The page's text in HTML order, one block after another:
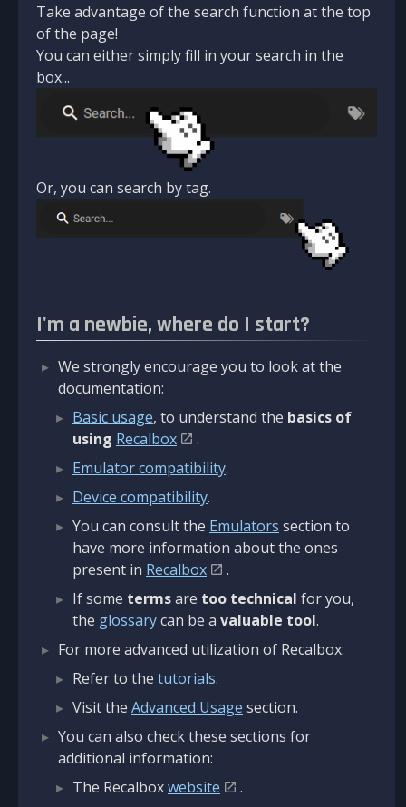
Take advantage of the search function at the top
of the page!
You can either simply fill in your search in the
box...
Or, you can search by tag.
I'm a newbie, where do I start?
We strongly encourage you to look at the
documentation:
Basic usage, to understand the basics of
using Recalbox
.
Emulator compatibility.
Device compatibility.
You can consult the Emulators section to
have more information about the ones
present in Recalbox
.
If some termsare too technical for you,
the glossarycan be a valuable tool.
For more advanced utilization of Recalbox:
Refer to the tutorials.
Visit the Advanced Usage section.
You can also check these sections for
additional information:
The Recalboxwebsite
.